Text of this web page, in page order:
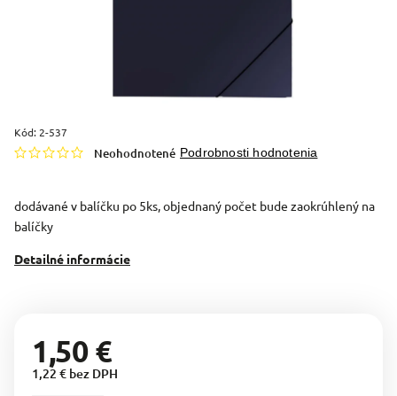
Kód: 2-537
Neohodnotené Podrobnosti hodnotenia
dodávané v balíčku po 5ks, objednaný počet bude zaokrúhlený na
balíčky
Detailné informácie
1,50 €
1,22 € bez DPH